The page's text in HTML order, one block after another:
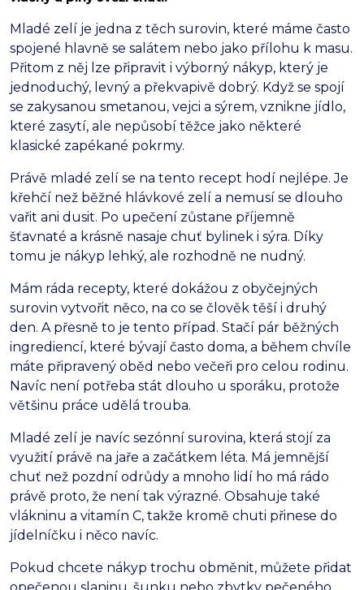
Mladé zelí je jedna z těch surovin, které máme často
spojené hlavně se salátem nebo jako přílohu k masu.
Přitom z něj lze připravit i výborný nákyp, který je
jednoduchý, levný a překvapivě dobrý. Když se spojí
se zakysanou smetanou, vejci a sýrem, vznikne jídlo,
které zasytí, ale nepůsobí těžce jako některé
klasické zapékané pokrmy.
Právě mladé zelí se na tento recept hodí nejlépe. Je
křehčí než běžné hlávkové zelí a nemusí se dlouho
vařit ani dusit. Po upečení zůstane příjemně
šťavnaté a krásně nasaje chuť bylinek i sýra. Díky
tomu je nákyp lehký, ale rozhodně ne nudný.
Mám ráda recepty, které dokážou z obyčejných
surovin vytvořit něco, na co se člověk těší i druhý
den. A přesně to je tento případ. Stačí pár běžných
ingrediencí, které bývají často doma, a během chvíle
máte připravený oběd nebo večeři pro celou rodinu.
Navíc není potřeba stát dlouho u sporáku, protože
většinu práce udělá trouba.
Mladé zelí je navíc sezónní surovina, která stojí za
využití právě na jaře a začátkem léta. Má jemnější
chuť než pozdní odrůdy a mnoho lidí ho má rádo
právě proto, že není tak výrazné. Obsahuje také
vlákninu a vitamín C, takže kromě chuti přinese do
jídelníčku i něco navíc.
Pokud chcete nákyp trochu obměnit, můžete přidat